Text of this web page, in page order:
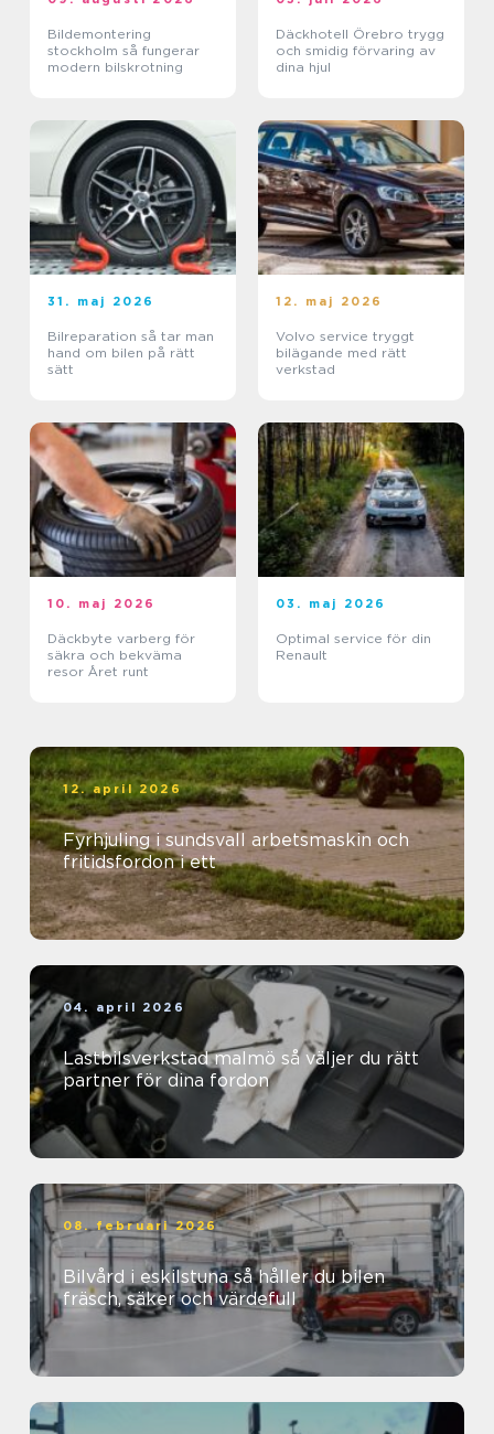
Bildemontering
stockholm så fungerar
modern bilskrotning
Däckhotell Örebro trygg
och smidig förvaring av
dina hjul
31. maj 2026
Bilreparation så tar man
hand om bilen på rätt
sätt
12. maj 2026
Volvo service tryggt
bilägande med rätt
verkstad
10. maj 2026
Däckbyte varberg för
säkra och bekväma
resor Året runt
03. maj 2026
Optimal service för din
Renault
12. april 2026
Fyrhjuling i sundsvall arbetsmaskin och
fritidsfordon i ett
04. april 2026
Lastbilsverkstad malmö så väljer du rätt
partner för dina fordon
08. februari 2026
Bilvård i eskilstuna så håller du bilen
fräsch, säker och värdefull